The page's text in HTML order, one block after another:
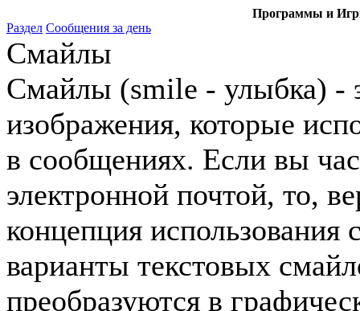
Программы и
Раздел Сообщения за день
Смайлы
Смайлы (smile - улыбка) -
изображения, которые
в сообщениях. Если вы
электронной почтой, то,
концепция
варианты текстовых
преобразуются в